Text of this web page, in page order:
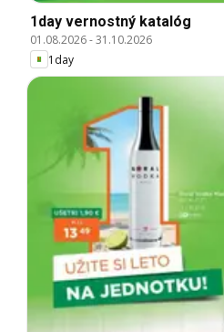
1day vernostný katalóg
01.08.2026-31.10.2026
1day